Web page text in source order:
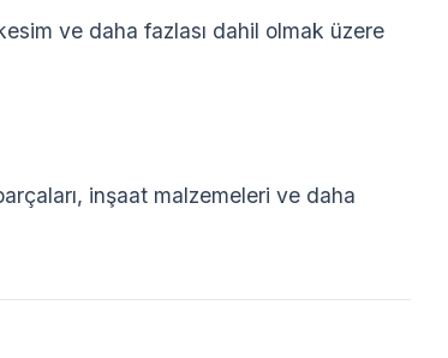
ve daha fazlası dahil olmak üzere
inşaat malzemeleri ve daha